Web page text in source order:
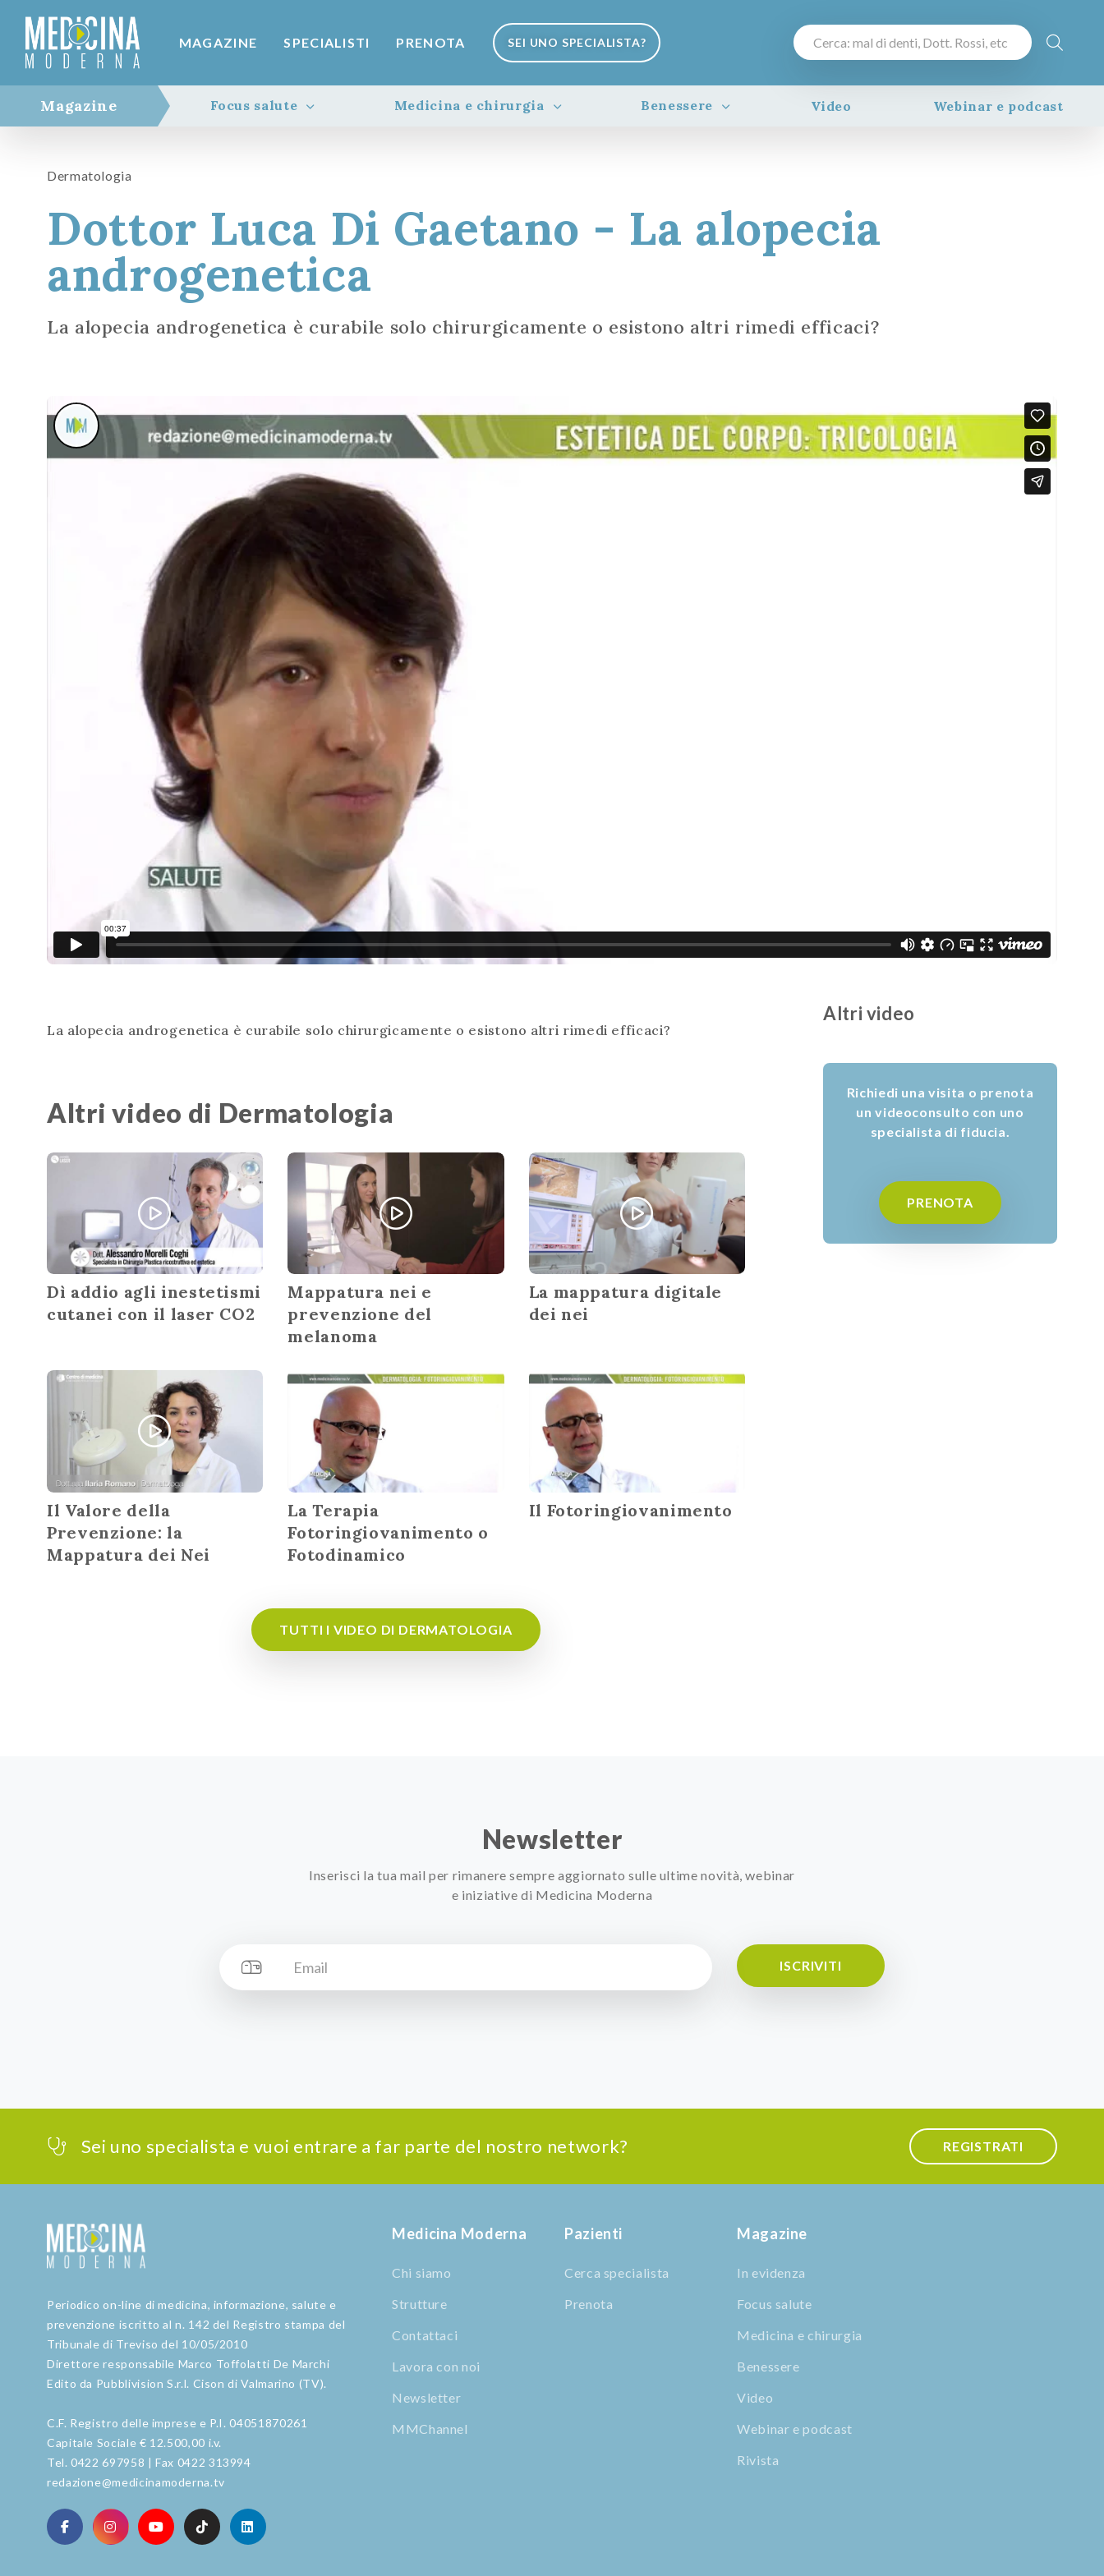
MAGAZINE SPECIALISTI PRENOTA SEI UNO SPECIALISTA?
Magazine Focus salute Medicina e chirurgia Benessere Video Webinar e podcast
Dermatologia
Dottor Luca Di Gaetano - La alopecia
androgenetica
La alopecia androgenetica è curabile solo chirurgicamente o esistono altri rimedi efficaci?
La alopecia androgenetica è curabile solo chirurgicamente o esistono altri rimedi efficaci?
Altri video di Dermatologia
Dì addio agli inestetismi
cutanei con il laser CO2
Mappatura nei e
prevenzione del
melanoma
La mappatura digitale
dei nei
Il Valore della
Prevenzione: la
Mappatura dei Nei
La Terapia
Fotoringiovanimento o
Fotodinamico
Il Fotoringiovanimento
TUTTI I VIDEO DI DERMATOLOGIA
Altri video
Richiedi una visita o prenota
un videoconsulto con uno
specialista di fiducia.
PRENOTA
Newsletter
Inserisci la tua mail per rimanere sempre aggiornato sulle ultime novità, webinar
e iniziative di Medicina Moderna
ISCRIVITI
Sei uno specialista e vuoi entrare a far parte del nostro network? REGISTRATI
Periodico on-line di medicina, informazione, salute e
prevenzione iscritto al n. 142 del Registro stampa del
Tribunale di Treviso del 10/05/2010
Direttore responsabile Marco Toffolatti De Marchi
Edito da Pubblivision S.r.l. Cison di Valmarino (TV).
C.F. Registro delle imprese e P.I. 04051870261
Capitale Sociale € 12.500,00 i.v.
Tel. 0422 697958 | Fax 0422 313994
redazione@medicinamoderna.tv
Medicina Moderna
Chi siamo
Strutture
Contattaci
Lavora con noi
Newsletter
MMChannel
Pazienti
Cerca specialista
Prenota
Magazine
In evidenza
Focus salute
Medicina e chirurgia
Benessere
Video
Webinar e podcast
Rivista